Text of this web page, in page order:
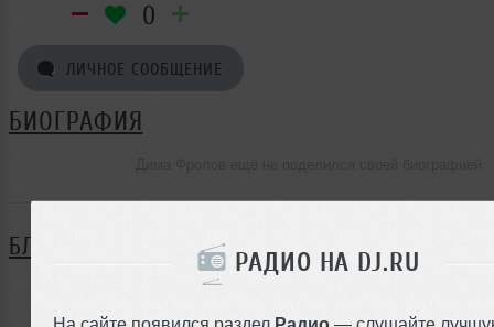
РАДИО НА DJ.RU
На сайте появился раздел Радио — слушайте
0
ЛИЧНОЕ СООБЩЕНИЕ
БИОГРАФИЯ
БЛОГ